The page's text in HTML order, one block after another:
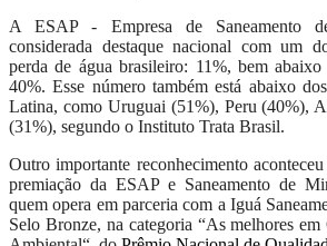
A ESAP - Empresa de Saneamento
considerada destaque nacional com um
perda de água brasileiro: 11%, bem
40%. Esse número também está abaixo
Latina, como Uruguai (51%), Peru (40%),
(31%), segundo o Instituto Trata Brasil.
Outro importante reconhecimento
premiação da ESAP e Saneamento de
quem opera em parceria com a Iguá
Selo Bronze, na categoria “As melhores em